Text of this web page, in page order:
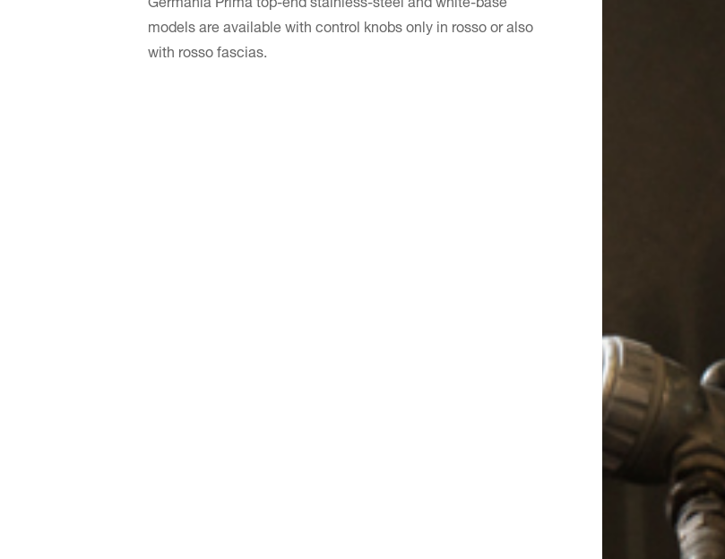
models are available with control knobs only in rosso or also
with rosso fascias.